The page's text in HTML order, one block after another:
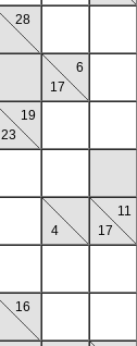
28
6
17
19
23
4
11
17
16